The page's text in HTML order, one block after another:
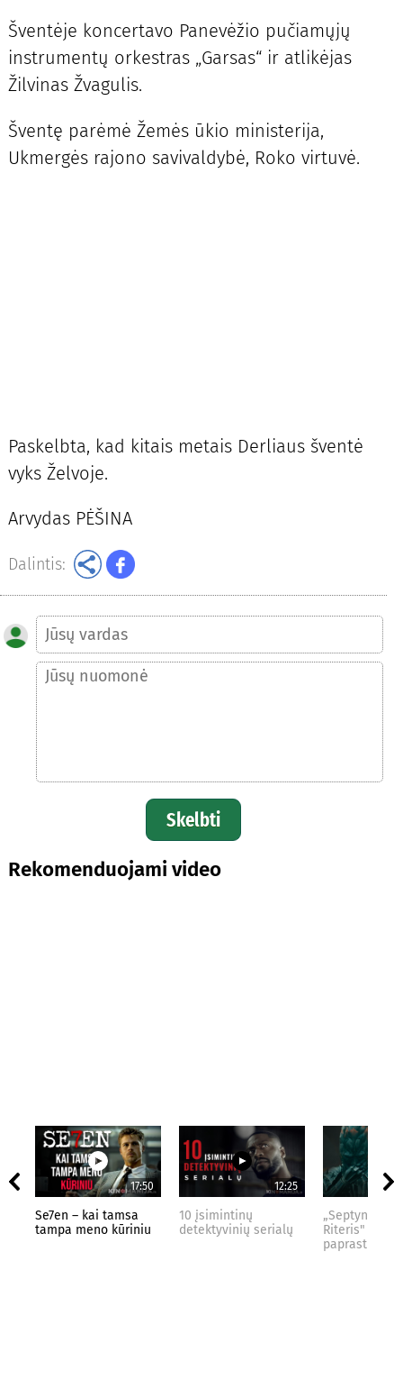
Šventėje koncertavo Panevėžio pučiamųjų
instrumentų orkestras „Garsas“ ir atlikėjas
Žilvinas Žvagulis.
Šventę parėmė Žemės ūkio ministerija,
Ukmergės rajono savivaldybė, Roko virtuvė.
Paskelbta, kad kitais metais Derliaus šventė
vyks Želvoje.
Arvydas PĖŠINA
Dalintis:
Skelbti
Rekomenduojami video
17:50
Se7en – kai tamsa
tampa meno kūriniu
12:25
10 įsimintinų
detektyvinių serialų
„Septynių
Riteris" – kai
paprastumas